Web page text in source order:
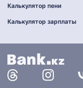
Калькулятор пени
Калькулятор зарплаты